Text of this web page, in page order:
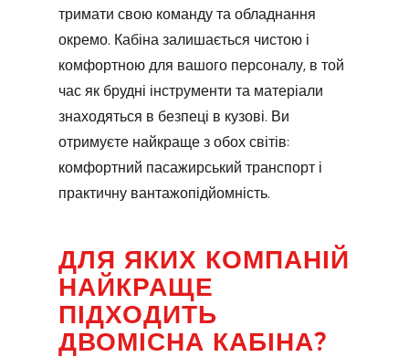
тримати свою команду та обладнання
окремо. Кабіна залишається чистою і
комфортною для вашого персоналу, в той
час як брудні інструменти та матеріали
знаходяться в безпеці в кузові. Ви
отримуєте найкраще з обох світів:
комфортний пасажирський транспорт і
практичну вантажопідйомність.
ДЛЯ ЯКИХ КОМПАНІЙ
НАЙКРАЩЕ
ПІДХОДИТЬ
ДВОМІСНА КАБІНА?